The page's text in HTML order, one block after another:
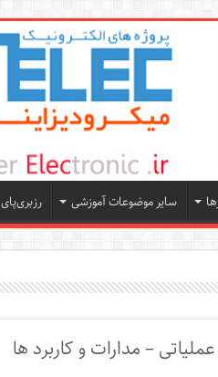
سایر موضوعات آموزشی رزبری‌پای
– مدارات و کاربرد ها